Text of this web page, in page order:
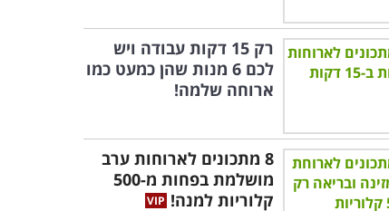
רק 15 דקות עבודה ויש
לכם 6 מנות שהן כמעט כמו
ארוחה שלמה!
8 מתכונים לארוחות ערב
מושלמת בפחות מ-500
קלוריות למנה!